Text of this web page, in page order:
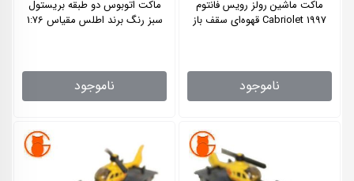
ماکت ماشین رولز رویس فانتوم
1997 Cabriolet قهوه‌ای سقف باز
ناموجود
ماکت اتوبوس دو طبقه بریستول
سبز رنگ برند اطلس مقیاس 1:76
ناموجود